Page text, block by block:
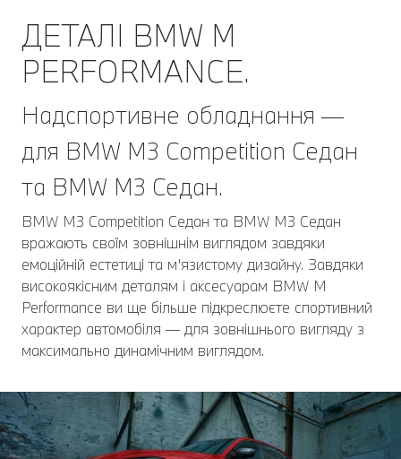
ДЕТАЛІ BMW M
PERFORMANCE.
Надспортивне обладнання —
для BMW M3 Competition Седан
та BMW M3 Седан.
BMW M3 Competition Седан та BMW M3 Седан
вражають своїм зовнішнім виглядом завдяки
емоційній естетиці та м’язистому дизайну. Завдяки
високоякісним деталям і аксесуарам BMW M
Performance ви ще більше підкреслюєте спортивний
характер автомобіля — для зовнішнього вигляду з
максимально динамічним виглядом.